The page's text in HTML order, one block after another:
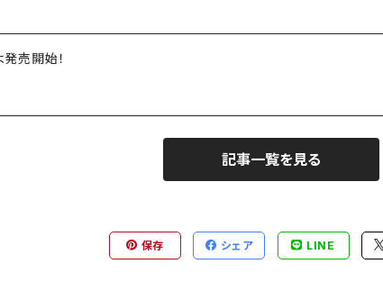
売開始！
記事一覧を見る
保存 シェア LINE